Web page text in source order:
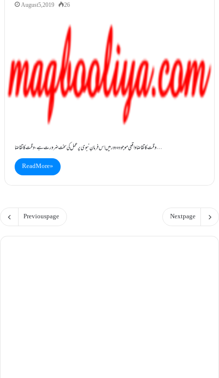
August 5, 2019 26
وقت کا تقاضا واقعی موجودہ دور میں اِس فرمانِ نبوی پر عمل کی سخت ضرورت ہے ، وقت کا تقاضا…
Read More »
Previous page Next page